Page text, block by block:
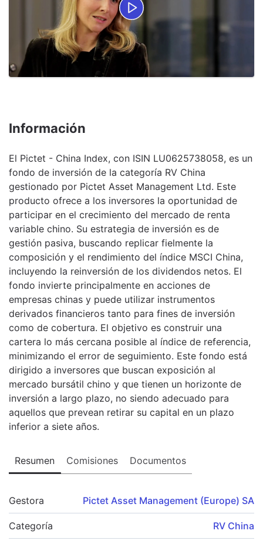
Información
El Pictet - China Index, con ISIN LU0625738058, es un
fondo de inversión de la categoría RV China
gestionado por Pictet Asset Management Ltd. Este
producto ofrece a los inversores la oportunidad de
participar en el crecimiento del mercado de renta
variable chino. Su estrategia de inversión es de
gestión pasiva, buscando replicar fielmente la
composición y el rendimiento del índice MSCI China,
incluyendo la reinversión de los dividendos netos. El
fondo invierte principalmente en acciones de
empresas chinas y puede utilizar instrumentos
derivados financieros tanto para fines de inversión
como de cobertura. El objetivo es construir una
cartera lo más cercana posible al índice de referencia,
minimizando el error de seguimiento. Este fondo está
dirigido a inversores que buscan exposición al
mercado bursátil chino y que tienen un horizonte de
inversión a largo plazo, no siendo adecuado para
aquellos que prevean retirar su capital en un plazo
inferior a siete años.
Resumen Comisiones Documentos
Gestora Pictet Asset Management (Europe) SA
Categoría RV China